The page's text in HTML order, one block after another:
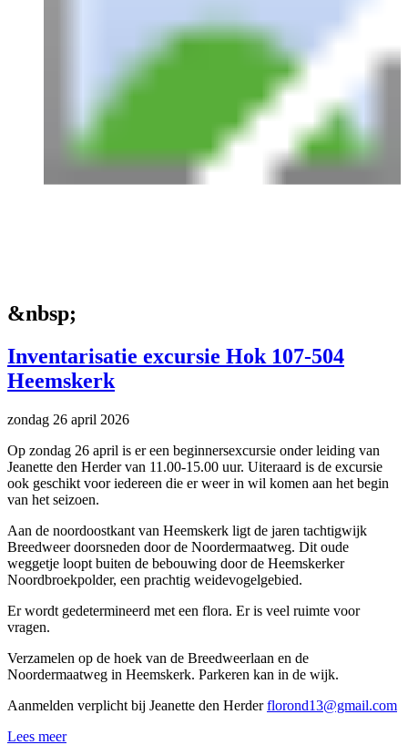
&nbsp;
Inventarisatie excursie Hok 107-504
Heemskerk
zondag 26 april 2026
Op zondag 26 april is er een beginnersexcursie onder leiding van
Jeanette den Herder van 11.00-15.00 uur. Uiteraard is de excursie
ook geschikt voor iedereen die er weer in wil komen aan het begin
van het seizoen.
Aan de noordoostkant van Heemskerk ligt de jaren tachtigwijk
Breedweer doorsneden door de Noordermaatweg. Dit oude
weggetje loopt buiten de bebouwing door de Heemskerker
Noordbroekpolder, een prachtig weidevogelgebied.
Er wordt gedetermineerd met een flora. Er is veel ruimte voor
vragen.
Verzamelen op de hoek van de Breedweerlaan en de
Noordermaatweg in Heemskerk. Parkeren kan in de wijk.
Aanmelden verplicht bij Jeanette den Herderflorond13@gmail.com
Lees meer